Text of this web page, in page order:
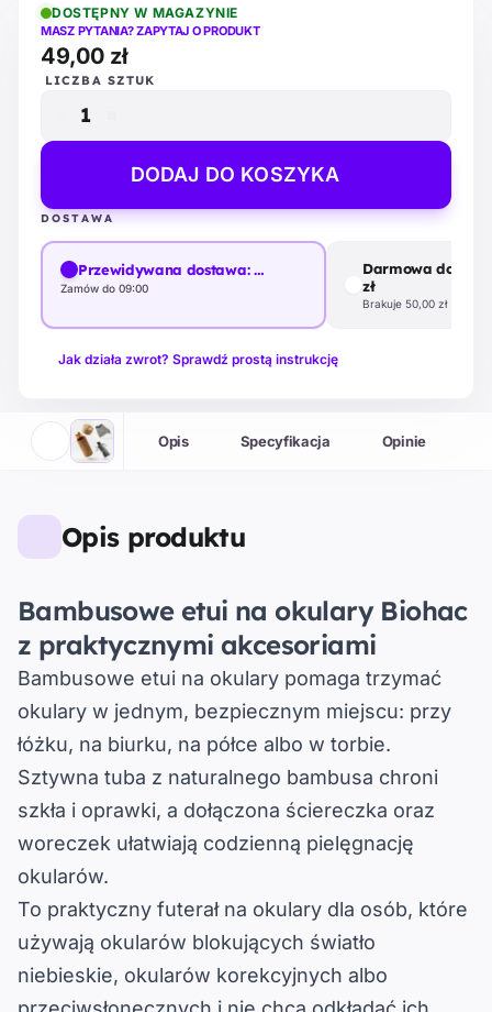
DOSTĘPNY W MAGAZYNIE
MASZ PYTANIA? ZAPYTAJ O PRODUKT
49,00 zł
LICZBA SZTUK
DODAJ DO KOSZYKA
DOSTAWA
Przewidywana dostawa:…
Zamów do 09:00
Darmowa
zł
Brakuje 50,00 zł
Jak działa zwrot? Sprawdź prostą instrukcję
Opis Specyfikacja Opinie
Opis produktu
Bambusowe etui na okulary Biohac
z praktycznymi akcesoriami
Bambusowe etui na okulary pomaga trzymać
okulary w jednym, bezpiecznym miejscu: przy
łóżku, na biurku, na półce albo w torbie.
Sztywna tuba z naturalnego bambusa chroni
szkła i oprawki, a dołączona ściereczka oraz
woreczek ułatwiają codzienną pielęgnację
okularów.
To praktyczny futerał na okulary dla osób, które
używają okularów blokujących światło
niebieskie, okularów korekcyjnych albo